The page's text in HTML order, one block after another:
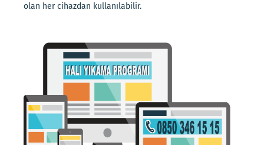
olan her cihazdan kullanılabilir.